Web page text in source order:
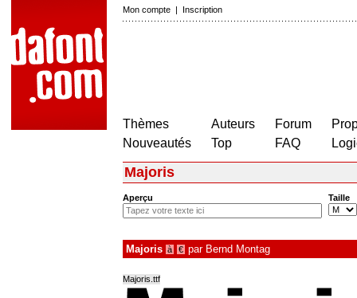
Mon compte | Inscription
Thèmes
Nouveautés
Auteurs
Top
Forum
FAQ
Majoris
Aperçu Taille
Majoris à € par Bernd Montag
Majoris.ttf